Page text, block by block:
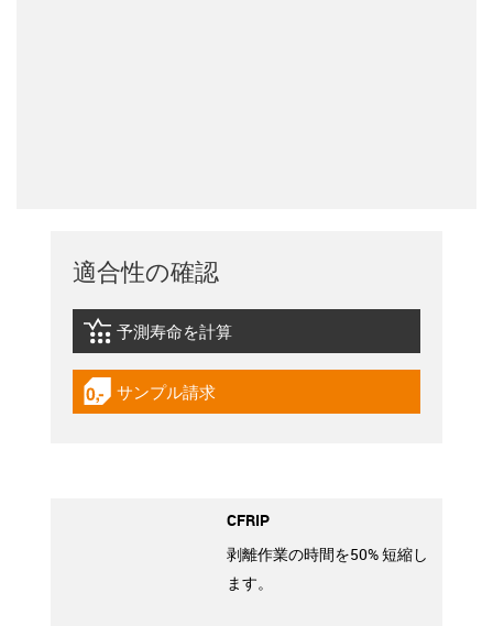
適合性の確認
igus-icon-lebensdauerrechner
予測寿命を計算
igus-icon-gratismuster
サンプル請求
CFRIP
剥離作業の時間を50% 短縮し
ます。